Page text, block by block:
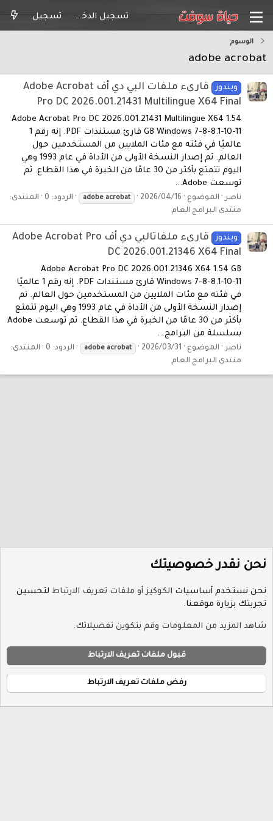
تسجيل الدخول تسجيل
الوسوم
adobe acrobat
ويندوز
قارىء ملفات البي دي أف Adobe Acrobat
Pro DC 2026.001.21431 Multilingue X64 Final
Adobe Acrobat Pro DC 2026.001.21431 Multilingue X64 1.54
GB Windows 7-8-8.1-10-11 قارئ مستندات PDF. إنه رقم 1
عالميًا في فئته مع مئات الملايين من المستخدمين حول
العالم. تم إصدار النسخة الأولى من الأداة في عام 1993 وهي
اليوم تتمتع بأكثر من 30 عامًا من الخبرة في هذا القطاع. ثم
توسعت Adobe...
ناصر الموضوع 2026/04/16
adobe acrobat الردود: 0
المنتدى:
منتدى البرامج العام
ويندوز
قارىء ملفاتالبي دي أف Adobe Acrobat Pro
DC 2026.001.21346 X64 Final
Adobe Acrobat Pro DC 2026.001.21346 X64 1.54 GB
Windows 7-8-8.1-10-11 قارئ مستندات PDF. إنه رقم 1 عالميًا
في فئته مع مئات الملايين من المستخدمين حول العالم. تم
إصدار النسخة الأولى من الأداة في عام 1993 وهي اليوم تتمتع
بأكثر من 30 عامًا من الخبرة في هذا القطاع. ثم توسعت Adobe
بسلسلة من البرامج...
ناصر الموضوع 2026/03/31
adobe acrobat الردود: 0
المنتدى:
منتدى البرامج العام
سياسة الخصوصية
الرئيسية
S
®
نحن نقدر خصوصيتك
نحن نستخدم أساسيات الكوكيز أو ملفات تعريف الارتباط لتحسين
تجربتك بزيارة موقعنا.
شاهد المزيد من المعلومات وقم بتكوين تفضيلاتك.
قبول ملفات تعريف الارتباط
رفض ملفات تعريف الارتباط